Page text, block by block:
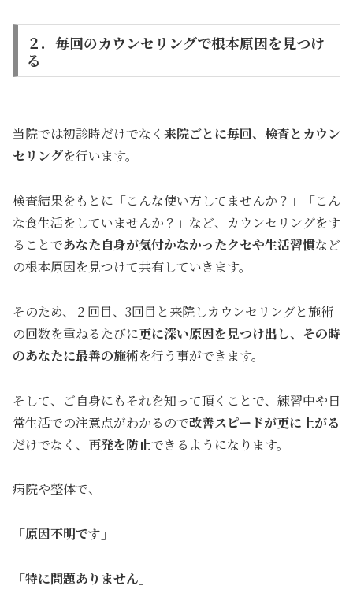
２．毎回のカウンセリングで根本原因を見つけ
る
当院では初診時だけでなく 来院ごとに毎回、検査とカウン
セリングを行います。
検査結果をもとに「こんな使い方してませんか？」「こん
な食生活をしていませんか？」など、カウンセリングをす
ることであなた自身が気付かなかったクセや生活習慣など
の根本原因を見つけて共有していきます。
そのため、２回目、3回目と来院しカウンセリングと施術
の回数を重ねるたびに更に深い原因を見つけ出し、その時
のあなたに最善の施術を行う事ができます。
そして、ご自身にもそれを知って頂くことで、練習中や日
常生活での注意点がわかるので改善スピードが更に上がる
だけでなく、 再発を防止できるようになります。
病院や整体で、
「原因不明です」
「特に問題ありません」